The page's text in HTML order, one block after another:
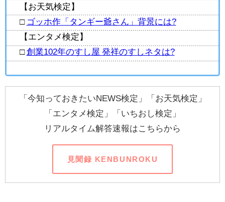
【お天気検定】
□ ゴッホ作「タンギー爺さん」背景には?
【エンタメ検定】
□創業102年のすし屋 発祥のすしネタは?
「今知っておきたいNEWS検定」「お天気検定」
「エンタメ検定」「いちおし検定」
リアルタイム解答速報はこちらから
見聞録 KENBUNROKU